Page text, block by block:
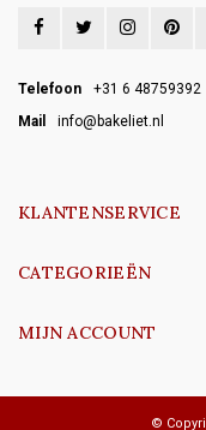
Telefoon
+31 6 48759392
Mail
info@bakeliet.nl
KLANTENSERVICE
CATEGORIEËN
MIJN ACCOUNT
©